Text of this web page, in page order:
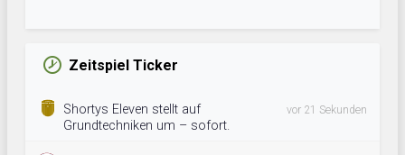
Zeitspiel Ticker
Shortys Eleven stellt auf
Grundtechniken um – sofort.
vor 21 Sekunden